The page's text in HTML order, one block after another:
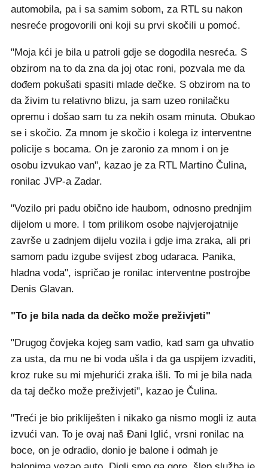
automobila, pa i sa samim sobom, za RTL su nakon
nesreće progovorili oni koji su prvi skočili u pomoć.
"Moja kći je bila u patroli gdje se dogodila nesreća. S
obzirom na to da zna da joj otac roni, pozvala me da
dođem pokušati spasiti mlade dečke. S obzirom na to
da živim tu relativno blizu, ja sam uzeo ronilačku
opremu i došao sam tu za nekih osam minuta. Obukao
se i skočio. Za mnom je skočio i kolega iz interventne
policije s bocama. On je zaronio za mnom i on je
osobu izvukao van", kazao je za RTL Martino Čulina,
ronilac JVP-a Zadar.
"Vozilo pri padu obično ide haubom, odnosno prednjim
dijelom u more. I tom prilikom osobe najvjerojatnije
završe u zadnjem dijelu vozila i gdje ima zraka, ali pri
samom padu izgube svijest zbog udaraca. Panika,
hladna voda", ispričao je ronilac interventne postrojbe
Denis Glavan.
"To je bila nada da dečko može preživjeti"
"Drugog čovjeka kojeg sam vadio, kad sam ga uhvatio
za usta, da mu ne bi voda ušla i da ga uspijem izvaditi,
kroz ruke su mi mjehurići zraka išli. To mi je bila nada
da taj dečko može preživjeti", kazao je Čulina.
"Treći je bio prikliješten i nikako ga nismo mogli iz auta
izvući van. To je ovaj naš Đani Iglić, vrsni ronilac na
boce, on je odradio, donio je balone i odmah je